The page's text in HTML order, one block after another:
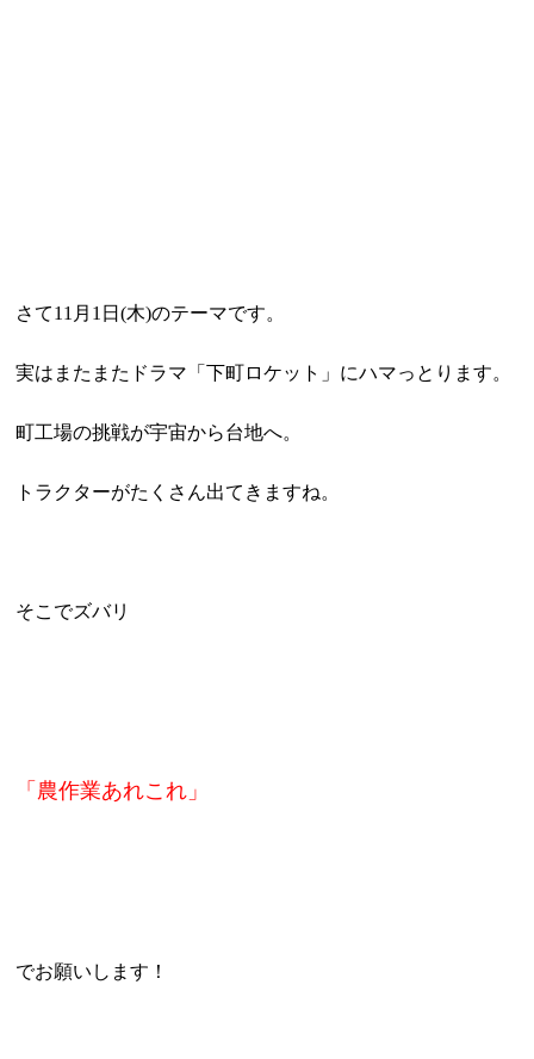
さて11月1日(木)のテーマです。
実はまたまたドラマ「下町ロケット」にハマっとります。
町工場の挑戦が宇宙から台地へ。
トラクターがたくさん出てきますね。
そこでズバリ
「農作業あれこれ」
でお願いします！